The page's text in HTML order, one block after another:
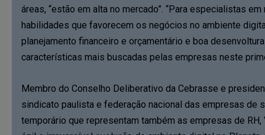
áreas, “estão em alta no mercado”. “Para especialistas
habilidades que favorecem os negócios no ambiente
planejamento financeiro e orçamentário e boa
características mais buscadas pelas empresas neste
Membro do Conselho Deliberativo da Cebrasse e
sindicato paulista e federação nacional das empresas de
temporário que representam também as empresas de